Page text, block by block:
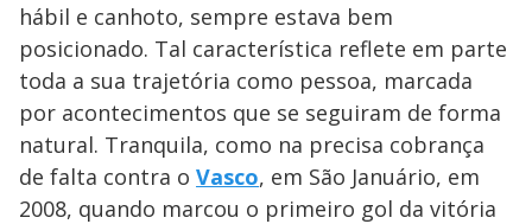
hábil e canhoto, sempre estava bem
posicionado. Tal característica reflete em parte
toda a sua trajetória como pessoa, marcada
por acontecimentos que se seguiram de forma
natural. Tranquila, como na precisa cobrança
de falta contra o Vasco, em São Januário, em
2008, quando marcou o primeiro gol da vitória